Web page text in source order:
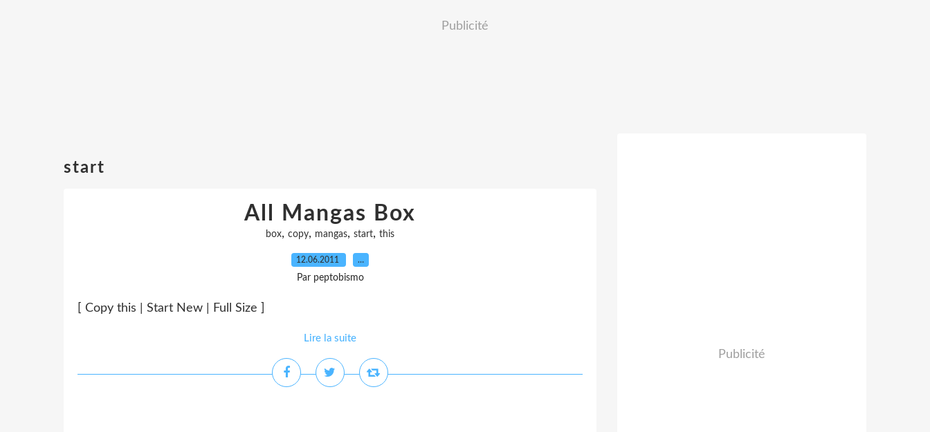
Publicité
start
All Mangas Box
box, copy, mangas, start, this
12.06.2011 …
Par peptobismo
[ Copy this | Start New | Full Size ]
Lire la suite
Publicité